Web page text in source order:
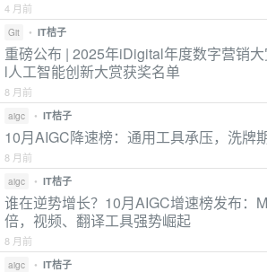
4 月前
Git • IT桔子
重磅公布 | 2025年iDigital年度数字营销
l人工智能创新大赏获奖名单
8 月前
aigc • IT桔子
10月AIGC降速榜：通用工具承压，洗牌
8 月前
aigc • IT桔子
谁在逆势增长？10月AIGC增速榜发布：
倍，视频、翻译工具强势崛起
8 月前
aigc • IT桔子